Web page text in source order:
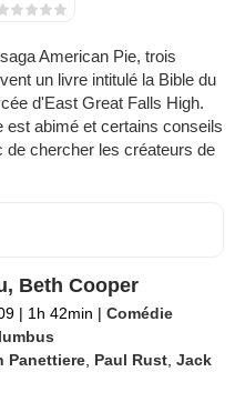
American Pie, trois
un livre intitulé la Bible du
d'East Great Falls High.
est abimé et certains conseils
de chercher les créateurs de
Beth Cooper
| 1h 42min | Comédie
Panettiere Paul Rust ,Jack